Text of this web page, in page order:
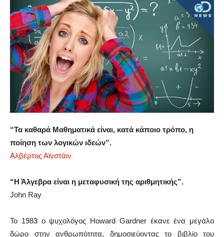
“Τα καθαρά Μαθηματικά είναι, κατά κάποιο τρόπο, η
ποίηση των λογικών ιδεών”.
Αλβέρτος Αϊνστάιν
“Η Άλγεβρα είναι η μεταφυσική της αριθμητικής”.
John Ray
Το 1983 ο ψυχολόγος Howard Gardner έκανε ένα μεγάλο
δώρο στην ανθρωπότητα, δημοσιεύοντας το βιβλίο του